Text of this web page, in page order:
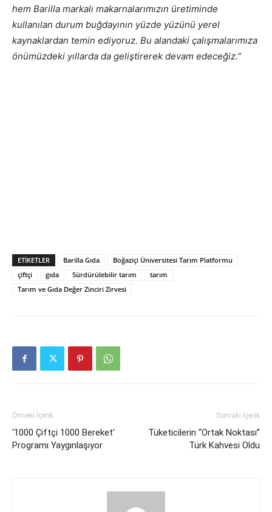
hem Barilla markalı makarnalarımızın üretiminde
kullanılan durum buğdayının yüzde yüzünü yerel
kaynaklardan temin ediyoruz. Bu alandaki çalışmalarımıza
önümüzdeki yıllarda da geliştirerek devam edeceğiz.”
ETIKETLER Barilla Gıda
Boğaziçi Üniversitesi Tarım Platformu
çiftçi
gıda Sürdürülebilir tarım
tarım
Tarım ve Gıda Değer Zinciri Zirvesi
Önceki İçerik
‘1000 Çiftçi 1000 Bereket’
Programı Yaygınlaşıyor
Sonraki İçerik
Tüketicilerin “Ortak Noktası”
Türk Kahvesi Oldu